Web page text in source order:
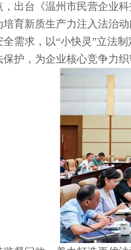
，出台《温州市民营企业
培育新质生产力注入法治
全需求，以“小快灵”立法
护，为企业核心竞争力织